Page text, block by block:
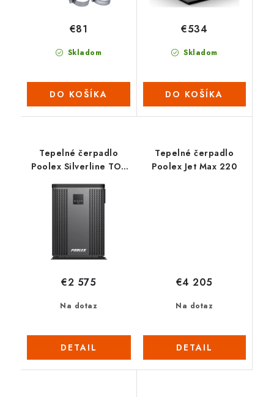
Skladom
€81
DO KOŠÍKA
Skladom
€534
DO KOŠÍKA
Tepelné čerpadlo
Poolex Silverline TOP
Na dotaz
€2 575
DETAIL
Tepelné čerpadlo
Poolex Jet Max 220
Na dotaz
€4 205
DETAIL